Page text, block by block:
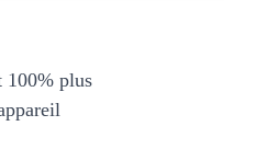
100% plus